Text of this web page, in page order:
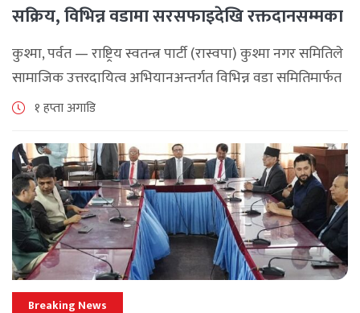
सक्रिय, विभिन्न वडामा सरसफाइदेखि रक्तदानसम्मका
कार्यक्रम
कुश्मा, पर्वत — राष्ट्रिय स्वतन्त्र पार्टी (रास्वपा) कुश्मा नगर समितिले
सामाजिक उत्तरदायित्व अभियानअन्तर्गत विभिन्न वडा समितिमार्फत
समुदाय केन्द्रित र सेवामूलक कार्यक्रम सञ्चालन गरिरहेको जनाएको
१ हप्ता अगाडि
Breaking News